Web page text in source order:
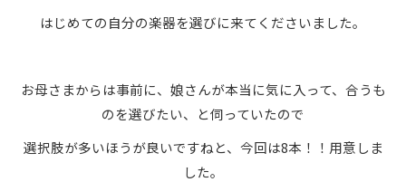
はじめての自分の楽器を選びに来てくださいました。
お母さまからは事前に、娘さんが本当に気に入って、合うも
のを選びたい、と伺っていたので
選択肢が多いほうが良いですねと、今回は8本！！用意しま
した。